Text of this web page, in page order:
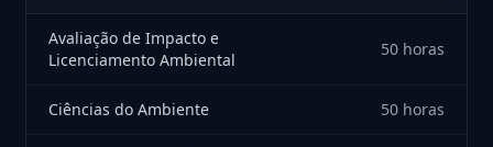
Avaliação de Impacto e
Licenciamento Ambiental
50 horas
Ciências do Ambiente 50 horas